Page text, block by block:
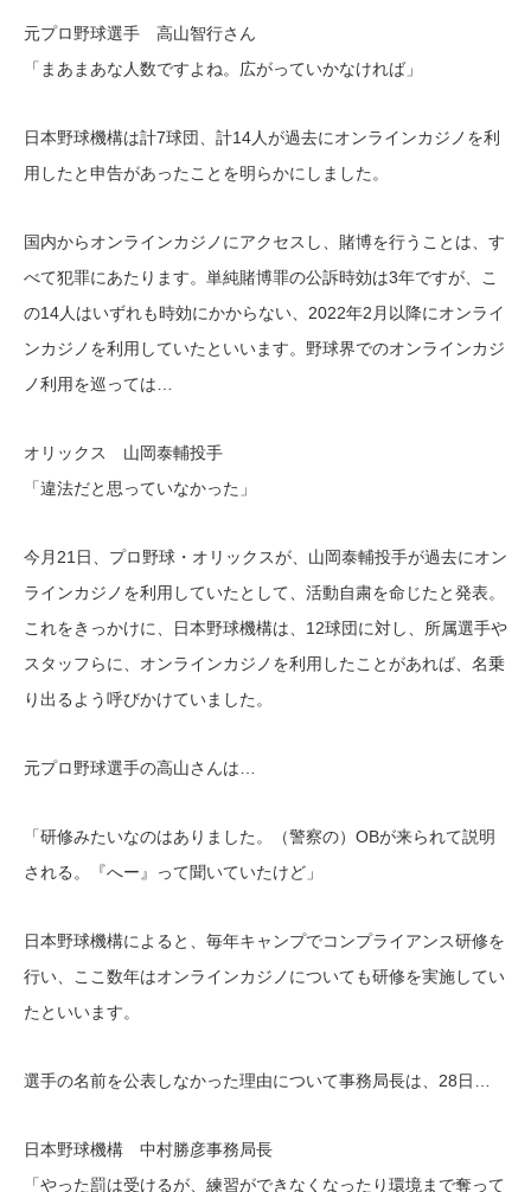
元プロ野球選手 高山智行さん
「まあまあな人数ですよね。広がっていかなければ」
日本野球機構は計7球団、計14人が過去にオンラインカジノを利
用したと申告があったことを明らかにしました。
国内からオンラインカジノにアクセスし、賭博を行うことは、す
べて犯罪にあたります。単純賭博罪の公訴時効は3年ですが、こ
の14人はいずれも時効にかからない、2022年2月以降にオンライ
ンカジノを利用していたといいます。野球界でのオンラインカジ
ノ利用を巡っては…
オリックス 山岡泰輔投手
「違法だと思っていなかった」
今月21日、プロ野球・オリックスが、山岡泰輔投手が過去にオン
ラインカジノを利用していたとして、活動自粛を命じたと発表。
これをきっかけに、日本野球機構は、12球団に対し、所属選手や
スタッフらに、オンラインカジノを利用したことがあれば、名乗
り出るよう呼びかけていました。
元プロ野球選手の高山さんは…
「研修みたいなのはありました。（警察の）OBが来られて説明
される。『へー』って聞いていたけど」
日本野球機構によると、毎年キャンプでコンプライアンス研修を
行い、ここ数年はオンラインカジノについても研修を実施してい
たといいます。
選手の名前を公表しなかった理由について事務局長は、28日…
日本野球機構 中村勝彦事務局長
「やった罰は受けるが、練習ができなくなったり環境まで奪って